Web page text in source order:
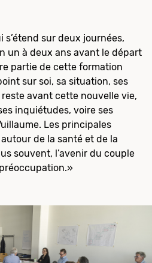
s’étend sur deux journées,
un à deux ans avant le départ
partie de cette formation
sur soi, sa situation, ses
avant cette nouvelle vie,
inquiétudes, voire ses
Les principales
de la santé et de la
souvent, l’avenir du couple